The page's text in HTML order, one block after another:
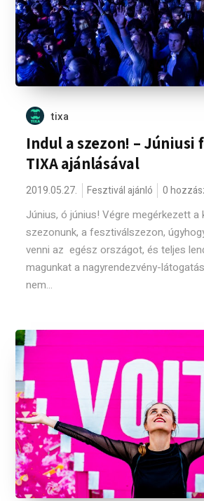
tixa
Indul a szezon! – Júniusi
TIXA ajánlásával
2019.05.27. Fesztivál ajánló 0
Június, ó június! Végre megérkezett a
szezonunk, a fesztiválszezon,
venni az egész országot, és teljes
magunkat a nagyrendezvény-
nem...